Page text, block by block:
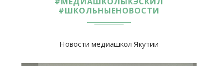
#ШКОЛЬНЫЕНОВОСТИ
Новости медиашкол Якутии